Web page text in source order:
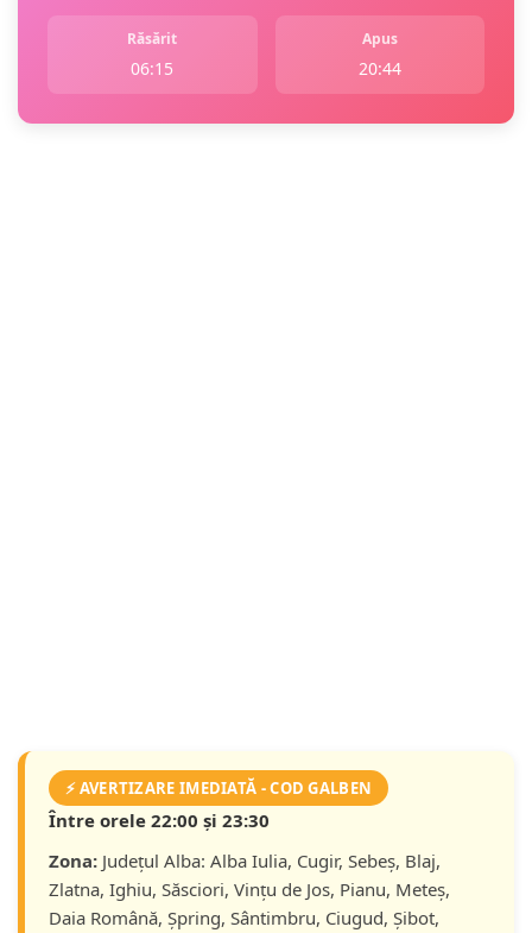
Răsărit
06:15
Apus
20:44
⚡ AVERTIZARE IMEDIATĂ - COD GALBEN
Între orele 22:00 și 23:30
Zona: Județul Alba: Alba Iulia, Cugir, Sebeș, Blaj,
Zlatna, Ighiu, Săsciori, Vințu de Jos, Pianu, Meteș,
Daia Română, Șpring, Sântimbru, Ciugud, Șibot,